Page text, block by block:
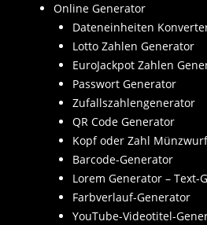
Online Generator
Dateneinheiten
Lotto Zahlen Generator
EuroJackpot Zahlen
Passwort Generator
Zufallszahlengenerator
QR Code Generator
Kopf oder Zahl Münzwurf
Barcode-Generator
Lorem Generator – Text-
Farbverlauf-Generator
YouTube-Videotitel-